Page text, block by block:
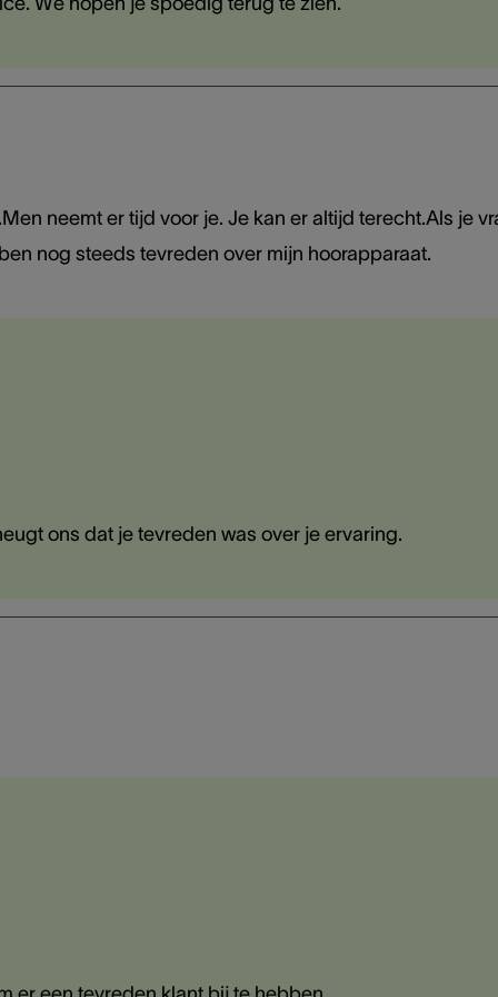
neemt er tijd voor je. Je kan er altijd terecht.Als je
nog steeds tevreden over mijn hoorapparaat.
ons dat je tevreden was over je ervaring.